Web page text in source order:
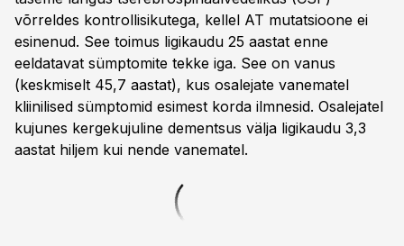
võrreldes kontrollisikutega, kellel AT mutatsioone ei
esinenud. See toimus ligikaudu 25 aastat enne
eeldatavat sümptomite tekke iga. See on vanus
(keskmiselt 45,7 aastat), kus osalejate vanematel
kliinilised sümptomid esimest korda ilmnesid. Osalejatel
kujunes kergekujuline dementsus välja ligikaudu 3,3
aastat hiljem kui nende vanematel.